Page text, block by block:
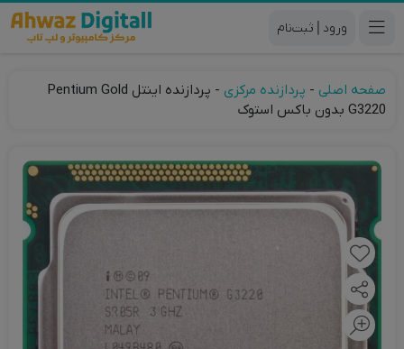
|
صفحه اصلی - پردازنده مرکزی -
پردازنده اینتل Pentium Gold
G3220 بدون باکس استوک